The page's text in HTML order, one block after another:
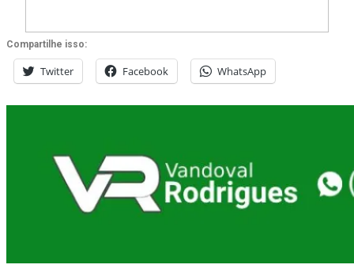
Compartilhe isso:
Twitter Facebook WhatsApp